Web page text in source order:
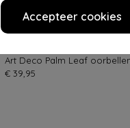
Accepteer cookies
Art Deco Palm Leaf
€ 39,95